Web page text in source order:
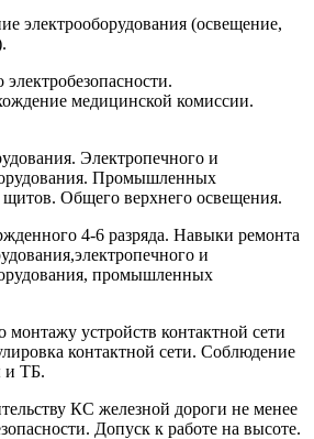
электрооборудования (освещение,
медицинской комиссии.
Электропечного и
Промышленных
Общего верхнего освещения.
4-6 разряда. Навыки ремонта
и
промышленных
монтажу устройств контактной сети
контактной сети. Соблюдение
и ТБ.
КС железной дороги не менее
Допуск к работе на высоте.